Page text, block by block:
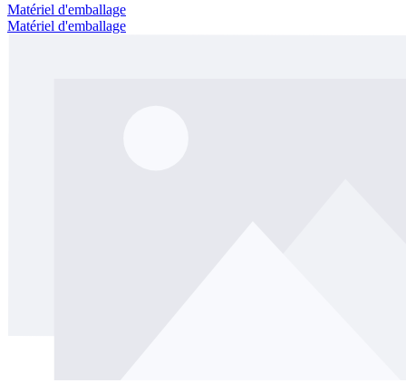
Matériel d'emballage
Matériel d'emballage